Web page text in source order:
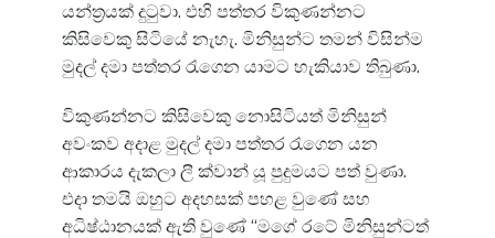
යන්ත්‍රයක් දුටුවා. එහි පත්තර විකුණන්නට
කිසිවෙකු සිටියේ නැහැ. මිනිසුන්ට තමන් විසින්ම
මුදල් දමා පත්තර රැගෙන යාමට හැකියාව තිබුණා.
විකුණන්නට කිසිවෙකු නොසිටියත් මිනිසුන්
අවංකව අදාළ මුදල් දමා පත්තර රැගෙන යන
ආකාරය දැකලා ලී ක්වාන් යූ පුදුමයට පත් වුණා.
එදා තමයි ඔහුට අදහසක් පහළ වුණේ සහ
අධිෂ්ඨානයක් ඇති වුණේ “මගේ රටේ මිනිසුන්ටත්